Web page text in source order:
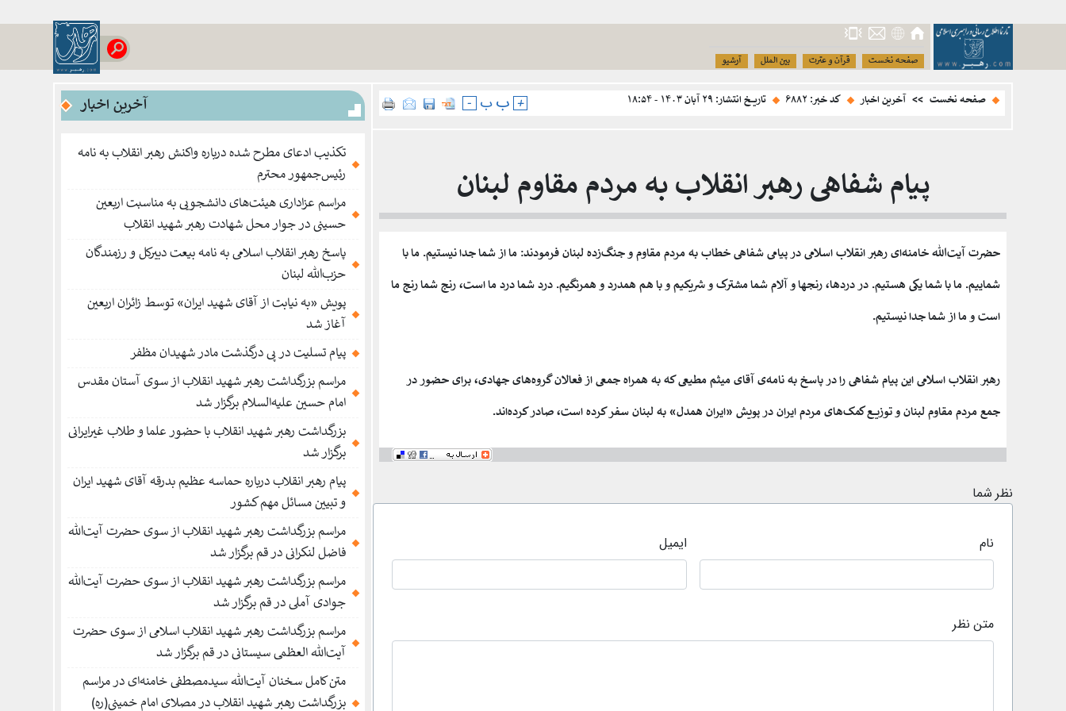
صفحه نخست قرآن و عترت بین الملل آرشیو
صفحه نخست >> آخرین اخبار کد خبر: ۶۸۸۲ تاریخ انتشار: ۲۹ آبان ۱۴۰۳ - ۱۸:۵۴ - ب ب +
پیام شفاهی رهبر انقلاب به مردم مقاوم لبنان
حضرت آیت‌الله خامنه‌ای رهبر انقلاب اسلامی در پیامی شفاهی خطاب به مردم مقاوم و جنگ‌زده لبنان فرمودند: ما از شما جدا نیستیم. ما با
شماییم. ما با شما یکی هستیم. در دردها، رنجها و آلام شما مشترک و شریکیم و با هم همدرد و همرنگیم. درد شما درد ما است، رنج شما رنج ما
است و ما از شما جدا نیستیم.
رهبر انقلاب اسلامی این پیام شفاهی را در پاسخ به نامه‌ی آقای میثم مطیعی که به همراه جمعی از فعالان گروه‌های جهادی، برای حضور در
جمع مردم مقاوم لبنان و توزیع کمک‌های مردم ایران درپویش «ایران همدل» به لبنان سفر کرده است، صادر کرده‌اند.
نظر شما
نام ایمیل
متن نظر
آخرین اخبار
تکذیب ادعای مطرح شده درباره واکنش رهبر انقلاب به نامه
رئیس‌جمهور محترم
مراسم عزاداری هیئت‌های دانشجویی به مناسبت اربعین
حسینی در جوار محل شهادت رهبر شهید انقلاب
پاسخ رهبر انقلاب اسلامی به نامه بیعت دبیرکل و رزمندگان
حزب‌الله لبنان
پویش «به نیابت از آقای شهید ایران» توسط زائران اربعین
آغاز شد
پیام تسلیت در پی درگذشت مادر شهیدان مظفر
مراسم بزرگداشت رهبر شهید انقلاب از سوی آستان مقدس
امام حسین علیه‌السلام برگزار شد
بزرگداشت رهبر شهید انقلاب با حضور علما و طلاب غیر‌‌‌ایرانی
برگزار شد
پیام رهبر انقلاب درباره حماسه عظیم بدرقه آقای شهید ایران
و تبیین مسائل مهم کشور
مراسم بزرگداشت رهبر شهید انقلاب از سوی حضرت آیت‌الله
فاضل لنکرانی در قم برگزار شد
مراسم بزرگداشت رهبر شهید انقلاب از سوی حضرت آیت‌الله
جوادی آملی در قم برگزار شد
مراسم بزرگداشت رهبر شهید انقلاب اسلامی از سوی حضرت
آیت‌الله العظمی سیستانی در قم برگزار شد
متن کامل سخنان آیت‌الله سیدمصطفی خامنه‌ای در مراسم
بزرگداشت رهبر شهید انقلاب در مصلای امام خمینی(ره)